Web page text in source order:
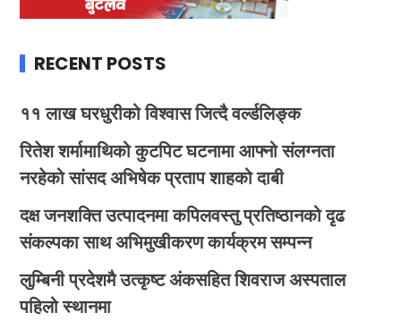
RECENT POSTS
११ लाख घरधुरीको विश्वास जित्दै वर्ल्डलिङ्क
रितेश शर्मामाथिको कुटपिट घटनामा आफ्नो संलग्नता
नरहेको सांसद अभिषेक प्रताप शाहको दाबी
दक्ष जनशक्ति उत्पादनमा कपिलवस्तु प्रतिष्ठानको दृढ
संकल्पका साथ अभिमुखीकरण कार्यक्रम सम्पन्न
लुम्बिनी प्रदेशमै उत्कृष्ट अंकसहित शिवराज अस्पताल
पहिलो स्थानमा